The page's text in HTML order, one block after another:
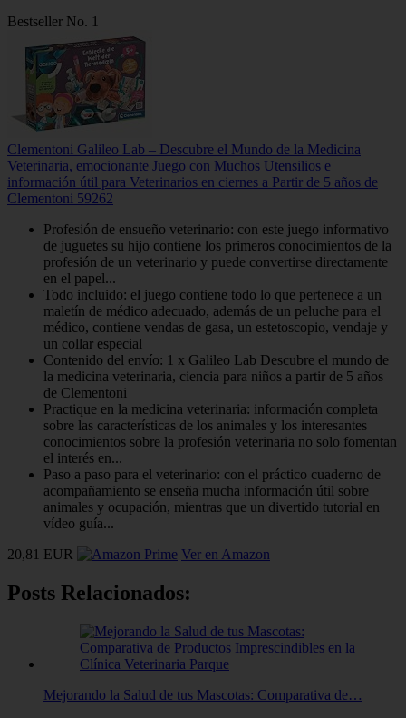
Bestseller No. 1
Clementoni Galileo Lab – Descubre el Mundo de la Medicina
Veterinaria, emocionante Juego con Muchos Utensilios e
información útil para Veterinarios en ciernes a Partir de 5 años de
Clementoni 59262
Profesión de ensueño veterinario: con este juego informativo
de juguetes su hijo contiene los primeros conocimientos de la
profesión de un veterinario y puede convertirse directamente
en el papel...
Todo incluido: el juego contiene todo lo que pertenece a un
maletín de médico adecuado, además de un peluche para el
médico, contiene vendas de gasa, un estetoscopio, vendaje y
un collar especial
Contenido del envío: 1 x Galileo Lab Descubre el mundo de
la medicina veterinaria, ciencia para niños a partir de 5 años
de Clementoni
Practique en la medicina veterinaria: información completa
sobre las características de los animales y los interesantes
conocimientos sobre la profesión veterinaria no solo fomentan
el interés en...
Paso a paso para el veterinario: con el práctico cuaderno de
acompañamiento se enseña mucha información útil sobre
animales y ocupación, mientras que un divertido tutorial en
vídeo guía...
20,81 EUR
Ver en Amazon
Posts Relacionados:
Mejorando la Salud de tus Mascotas: Comparativa de…